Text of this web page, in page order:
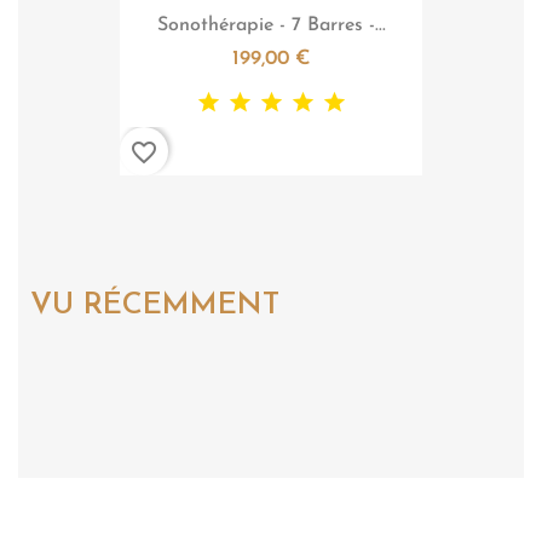
Aperçu rapide
Sonothérapie - 7 Barres -...
199,00 €
favorite_border
VU RÉCEMMENT